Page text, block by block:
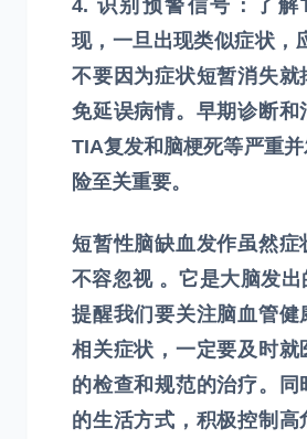
4. 识别预警信号：了解
现，一旦出现类似症状，
不要因为症状短暂消失就
免延误病情。早期诊断和
TIA复发和脑梗死等严重
险至关重要。
短暂性脑缺血发作虽然症
不容忽视 。它是大脑发出
提醒我们要关注脑血管健
相关症状，一定要及时就
的检查和规范的治疗。同
的生活方式，积极控制高